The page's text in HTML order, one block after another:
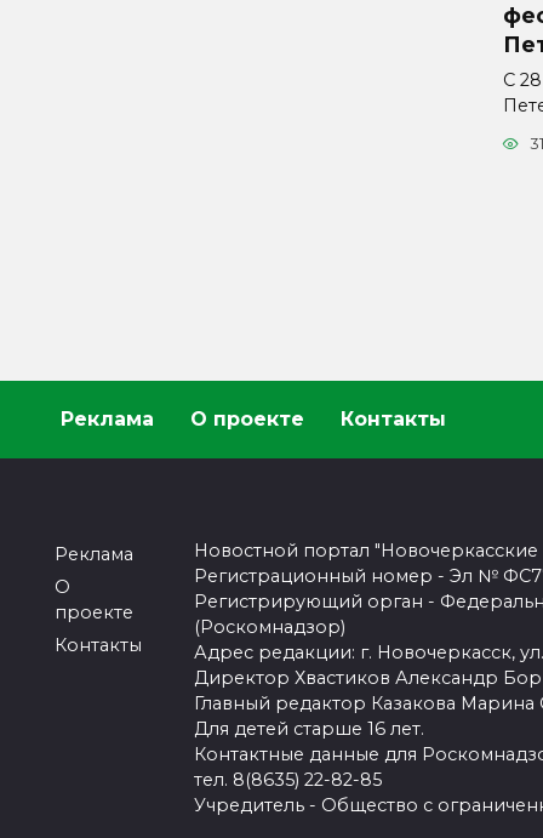
С
31
Реклама О проекте Контакты
Реклама
О
проекте
Контакты
Новостной портал
Регистрационный номер - Эл №
Регистрирующий орган -
(Роскомнадзор)
Адрес редакции: г. Новочеркасск,
Директор Хвастиков Александр
Главный редактор Казакова Марина
Для детей старше 16 лет.
Контактные данные для
тел. 8(8635) 22-82-85
Учредитель - Общество с